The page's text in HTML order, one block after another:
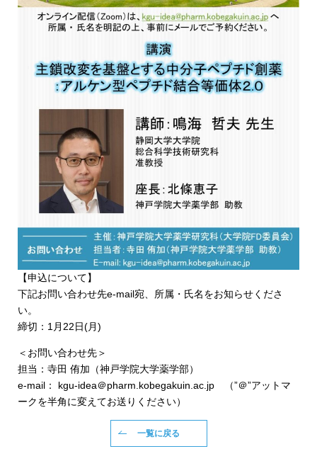
【申込について】
下記お問い合わせ先e-mail宛、所属・氏名をお知らせくださ
い。
締切：1月22日(月)
＜お問い合わせ先＞
担当：寺田 侑加（神戸学院大学薬学部）
e-mail： kgu-idea＠pharm.kobegakuin.ac.jp （”＠”アットマ
ークを半角に変えてお送りください）
一覧に戻る